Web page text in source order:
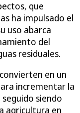
que
ha impulsado el
uso abarca
del
residuales.
en un
incrementar la
siendo
agricultura en